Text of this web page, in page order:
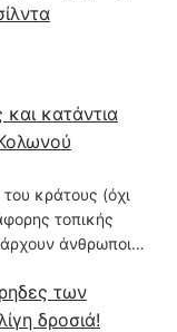
και κατάντια
κράτους (όχι
τοπικής
άνθρωποι…
των
δροσιά!